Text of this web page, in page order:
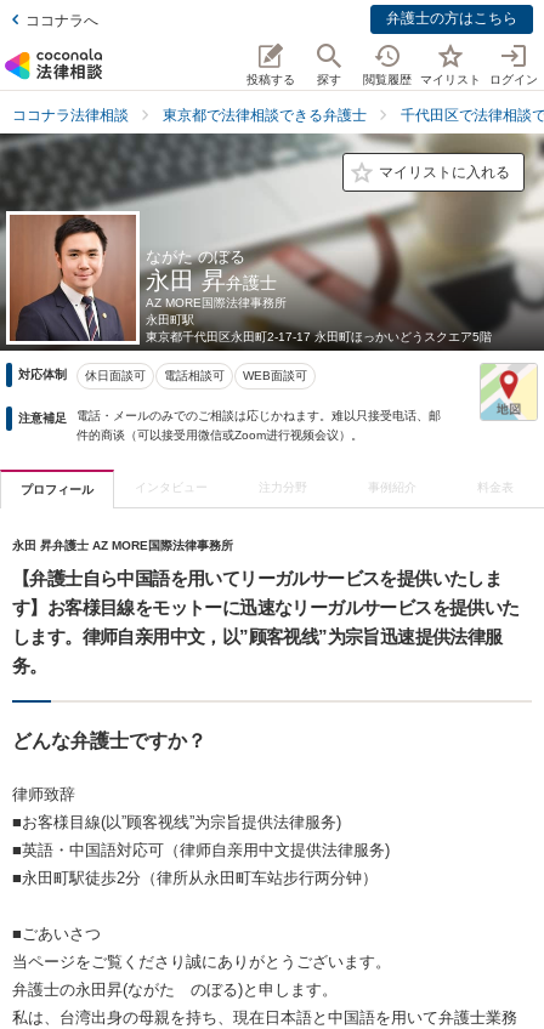
ココナラへ 弁護士の方はこちら
投稿する 探す 閲覧履歴 マイリスト ログイン
ココナラ法律相談 東京都で法律相談できる弁護士 千代田区で法律相談
マイリストに入れる
ながた のぼる
永田 昇弁護士
AZ MORE国際法律事務所
永田町駅
東京都千代田区永田町2-17-17 永田町ほっかいどうスクエア5階
対応体制 休日面談可 電話相談可 WEB面談可
注意補足
電話・メールのみでのご相談は応じかねます。难以只接受电话、邮
件的商谈（可以接受用微信或Zoom进行视频会议）。
プロフィール インタビュー 注力分野 事例紹介 料金表
永田 昇弁護士 AZ MORE国際法律事務所
【弁護士自ら中国語を用いてリーガルサービスを提供いたしま
す】お客様目線をモットーに迅速なリーガルサービスを提供いた
します。律师自亲用中文，以”顾客视线”为宗旨迅速提供法律服
务。
どんな弁護士ですか？
律师致辞
■お客様目線(以”顾客视线”为宗旨提供法律服务)
■英語・中国語対応可（律师自亲用中文提供法律服务)
■永田町駅徒歩2分（律所从永田町车站步行两分钟）
■ごあいさつ
当ページをご覧くださり誠にありがとうございます。
弁護士の永田昇(ながた のぼる)と申します。
私は、台湾出身の母親を持ち、現在日本語と中国語を用いて弁護士業務